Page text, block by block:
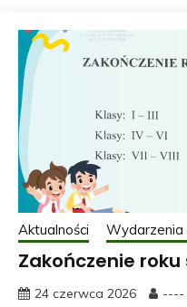
Aktualności Wydarzenia
Zakończenie
24 czerwca 2026 ----